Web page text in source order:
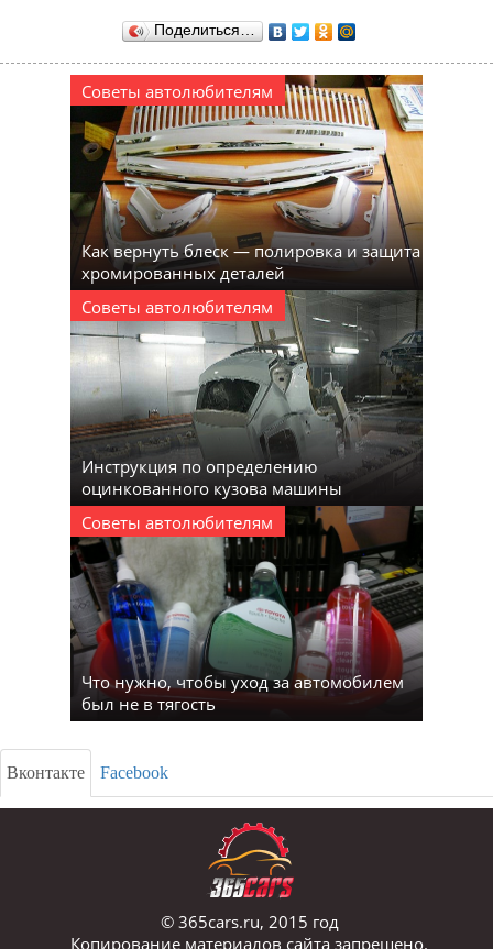
Поделиться…
Советы автолюбителям
Как вернуть блеск — полировка и защита
хромированных деталей
Советы автолюбителям
Инструкция по определению
оцинкованного кузова машины
Советы автолюбителям
Что нужно, чтобы уход за автомобилем
был не в тягость
Вконтакте Facebook
© 365cars.ru, 2015 год
Копирование материалов сайта запрещено.